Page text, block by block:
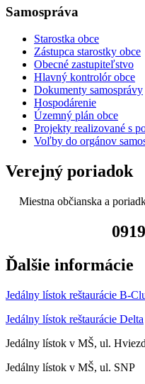
Samospráva
Starostka obce
Zástupca starostky obce
Obecné zastupiteľstvo
Hlavný kontrolór obce
Dokumenty samosprávy
Hospodárenie
Územný plán obce
Projekty realizované s
Voľby do orgánov
Verejný poriadok
Miestna občianska a
Ďalšie informácie
Jedálny lístok reštaurácie B-
Jedálny lístok reštaurácie Delta
Jedálny lístok v MŠ, ul.
Jedálny lístok v MŠ, ul. SNP